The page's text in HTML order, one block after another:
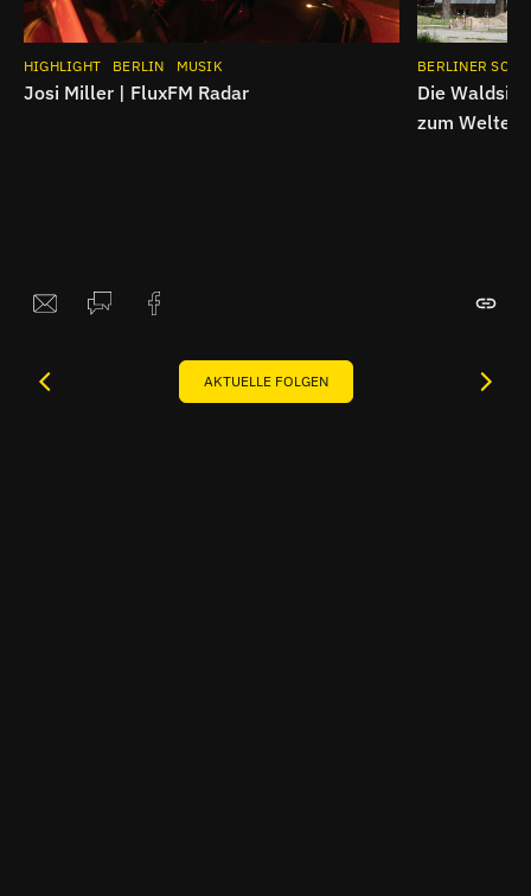
HIGHLIGHT BERLIN MUSIK
Josi Miller | FluxFM Radar
BERLINER
Die
zum
AKTUELLE FOLGEN